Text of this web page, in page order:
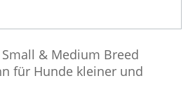
Small & Medium Breed
für Hunde kleiner und